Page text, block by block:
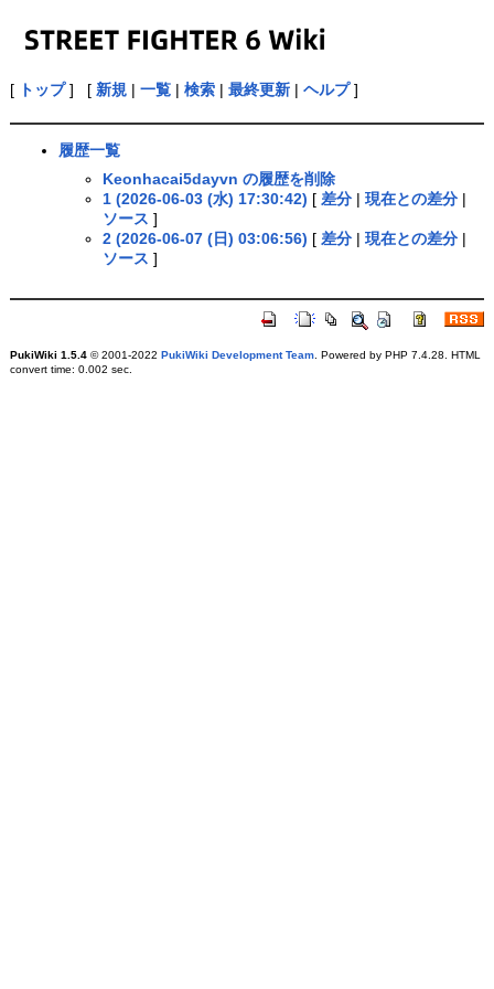
[ トップ] [ 新規| 一覧| 検索| 最終更新| ヘルプ]
履歴一覧
Keonhacai5dayvn の履歴を削除
1 (2026-06-03 (水) 17:30:42) [ 差分| 現在との差分|
ソース ]
2 (2026-06-07 (日) 03:06:56) [ 差分| 現在との差分|
ソース ]
PukiWiki 1.5.4© 2001-2022 PukiWiki Development Team. Powered by PHP 7.4.28. HTML
convert time: 0.002 sec.